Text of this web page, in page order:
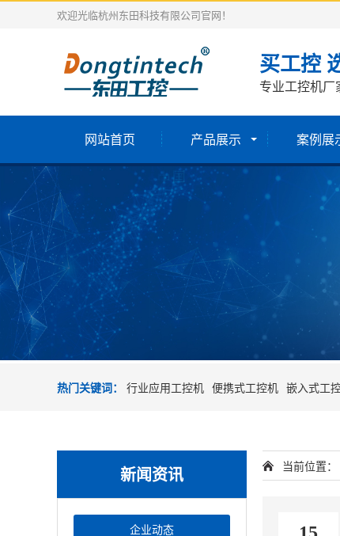
欢迎光临杭州东田科技有限公司官网！
买工控
专业工控机
网站首页 产品展示 案例展
热门关键词： 行业应用工控机 便携式工控机 嵌入式工
新闻资讯
企业动态
当前位置：